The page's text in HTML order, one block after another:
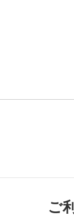
ご